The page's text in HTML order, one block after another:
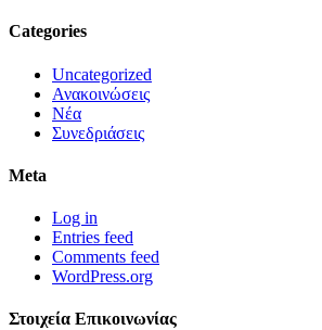
Categories
Uncategorized
Ανακοινώσεις
Νέα
Συνεδριάσεις
Meta
Log in
Entries feed
Comments feed
WordPress.org
Στοιχεία Επικοινωνίας